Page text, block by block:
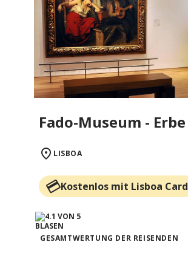
Fado-Museum - Erbe
LISBOA
Kostenlos mit Lisboa Card
GESAMTWERTUNG DER REISENDEN